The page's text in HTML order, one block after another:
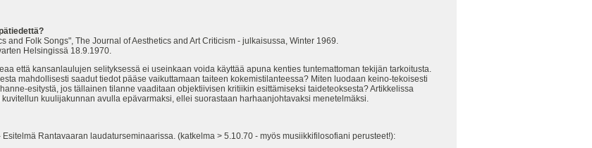
Folk Songs", The Journal of Aesthetics and Art Criticism - julkaisussa, Winter 1969.
Helsingissä 18.9.1970.
että kansanlaulujen selityksessä ei useinkaan voida käyttää apuna kenties tuntemattoman tekijän tarkoitusta.
mahdollisesti saadut tiedot pääse vaikuttamaan taiteen kokemistilanteessa? Miten luodaan keino-tekoisesti
esitystä, jos tällainen tilanne vaaditaan objektiivisen kritiikin esittämiseksi taideteoksesta? Artikkelissa
kuulijakunnan avulla epävarmaksi, ellei suorastaan harhaanjohtavaksi menetelmäksi.
Esitelmä Rantavaaran laudaturseminaarissa. (katkelma > 5.10.70 - myös musiikkifilosofiani perusteet!):